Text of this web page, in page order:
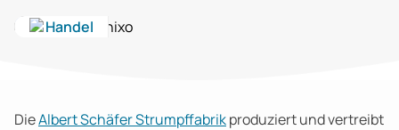
Handel
DieAlbert Schäfer Strumpffabrikproduziert und vertreibt